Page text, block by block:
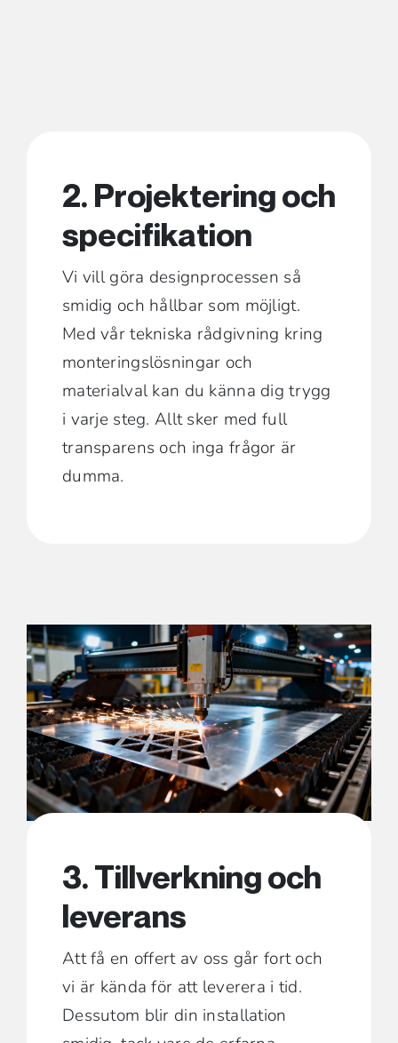
2. Projektering och
specifikation
Vi vill göra designprocessen så
smidig och hållbar som möjligt.
Med vår tekniska rådgivning kring
monteringslösningar och
materialval kan du känna dig trygg
i varje steg. Allt sker med full
transparens och inga frågor är
dumma.
3. Tillverkning och
leverans
Att få en offert av oss går fort och
vi är kända för att leverera i tid.
Dessutom blir din installation